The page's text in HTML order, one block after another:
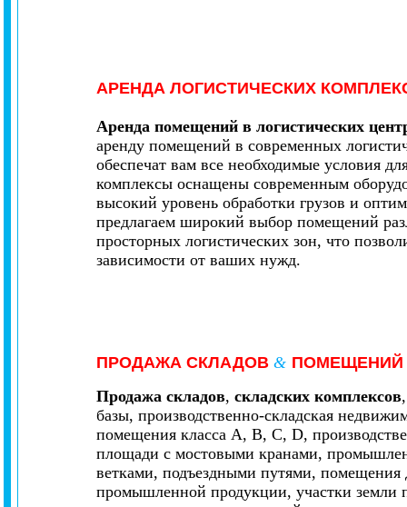
АРЕНДА ЛОГИСТИЧЕСКИХ
Аренда помещений в логистических
аренду помещений в современных
обеспечат вам все необходимые условия
комплексы оснащены современным
высокий уровень обработки грузов и
предлагаем широкий выбор помещений
просторных логистических зон, что
зависимости от ваших нужд.
ПРОДАЖА СКЛАДОВ & ПОМЕЩЕНИЙ
Продажа складов, складских комплексов,
базы, производственно-складская
помещения класса А, B, C, D,
площади с мостовыми кранами,
ветками, подъездными путями, помещения
промышленной продукции, участки земли